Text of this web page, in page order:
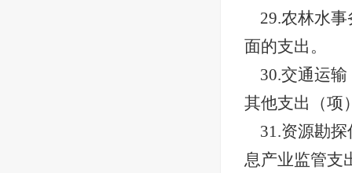
29.农林水
面的支出。
30.交通运
其他支出（项
31.资源勘
息产业监管支